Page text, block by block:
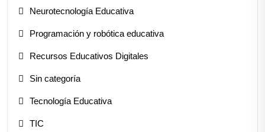
Neurotecnología Educativa
Programación y robótica educativa
Recursos Educativos Digitales
Sin categoría
Tecnología Educativa
TIC